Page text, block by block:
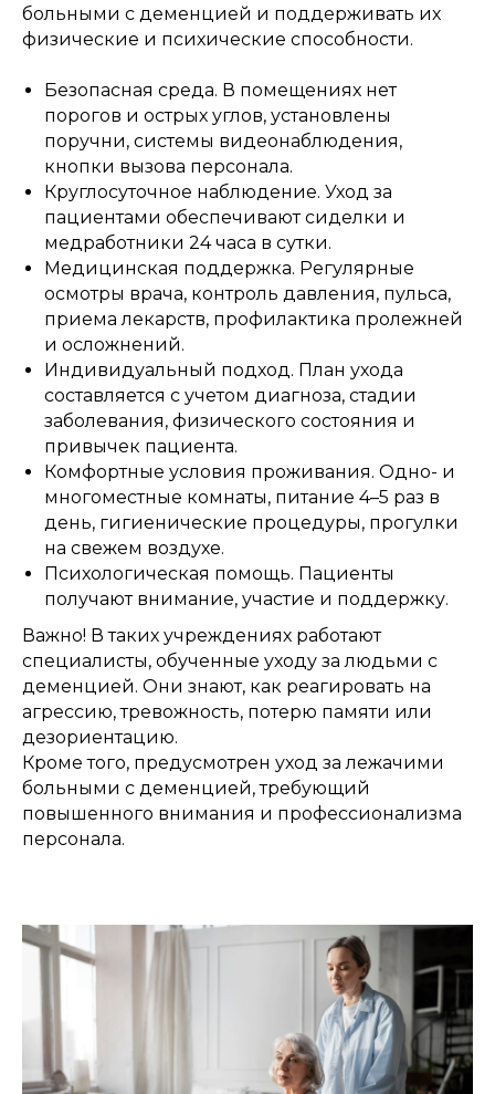
больными с деменцией и поддерживать их
физические и психические способности.
Безопасная среда. В помещениях нет
порогов и острых углов, установлены
поручни, системы видеонаблюдения,
кнопки вызова персонала.
Круглосуточное наблюдение. Уход за
пациентами обеспечивают сиделки и
медработники 24 часа в сутки.
Медицинская поддержка. Регулярные
осмотры врача, контроль давления, пульса,
приема лекарств, профилактика пролежней
и осложнений.
Индивидуальный подход. План ухода
составляется с учетом диагноза, стадии
заболевания, физического состояния и
привычек пациента.
Комфортные условия проживания. Одно- и
многоместные комнаты, питание 4–5 раз в
день, гигиенические процедуры, прогулки
на свежем воздухе.
Психологическая помощь. Пациенты
получают внимание, участие и поддержку.
Важно! В таких учреждениях работают
специалисты, обученные уходу за людьми с
деменцией. Они знают, как реагировать на
агрессию, тревожность, потерю памяти или
дезориентацию.
Кроме того, предусмотрен уход за лежачими
больными с деменцией, требующий
повышенного внимания и профессионализма
персонала.